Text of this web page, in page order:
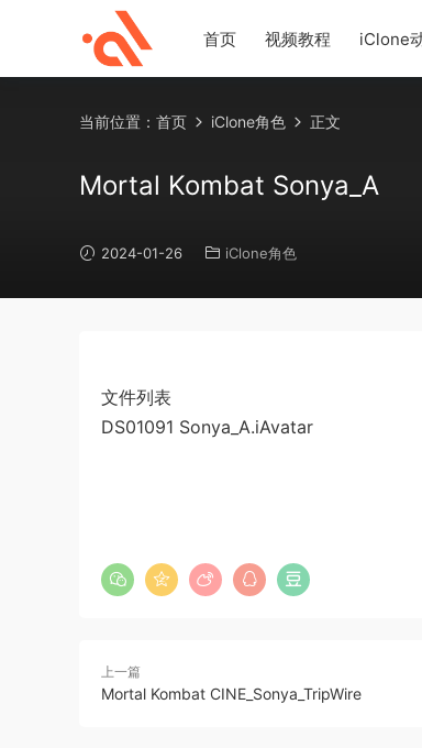
首页 视频教程 iClone
当前位置： 首页 iClone角色 正文
Mortal Kombat Sonya_A
2024-01-26 iClone角色
文件列表
DS01091 Sonya_A.iAvatar
上一篇
Mortal Kombat CINE_Sonya_TripWire